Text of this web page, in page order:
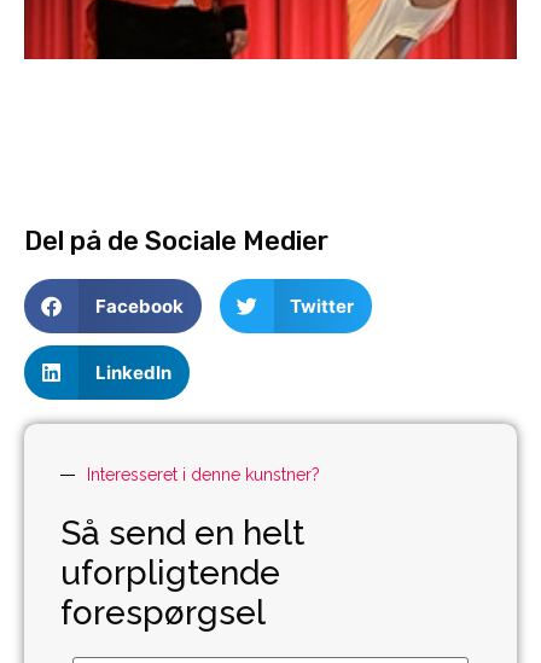
Del på de Sociale Medier
Facebook Twitter
LinkedIn
Interesseret i denne kunstner?
Så send en helt
uforpligtende
forespørgsel